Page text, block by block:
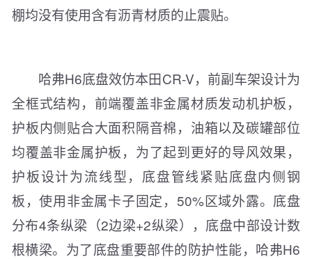
棚均没有使用含有沥青材质的止震贴。
哈弗H6底盘效仿本田CR-V，前副车架设计为
全框式结构，前端覆盖非金属材质发动机护板，
护板内侧贴合大面积隔音棉，油箱以及碳罐部位
均覆盖非金属护板，为了起到更好的导风效果，
护板设计为流线型，底盘管线紧贴底盘内侧钢
板，使用非金属卡子固定，50%区域外露。底盘
分布4条纵梁（2边梁+2纵梁），底盘中部设计数
根横梁。为了底盘重要部件的防护性能，哈弗H6